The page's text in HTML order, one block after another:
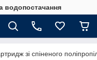
водопостачання
зі спіненого